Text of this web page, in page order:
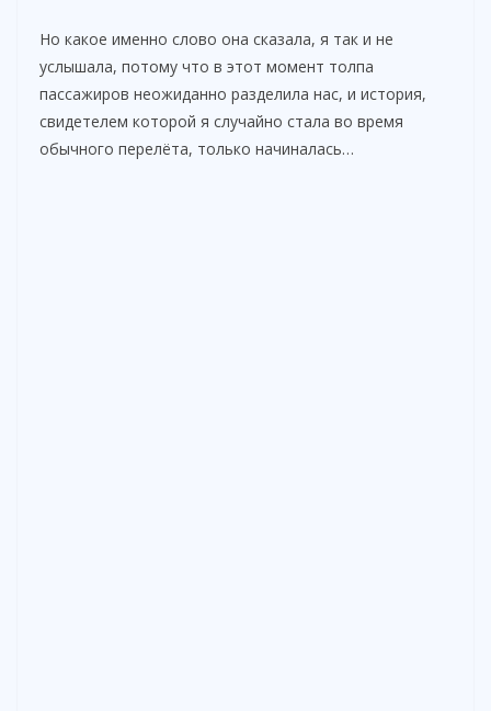
Но какое именно слово она сказала, я так и не
услышала, потому что в этот момент толпа
пассажиров неожиданно разделила нас, и история,
свидетелем которой я случайно стала во время
обычного перелёта, только начиналась…